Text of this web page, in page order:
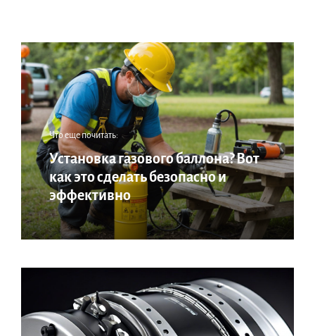
Что еще почитать:
Установка газового баллона? Вот
как это сделать безопасно и
эффективно